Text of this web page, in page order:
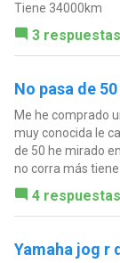
Tiene 34000km
3 respuestas
No pasa de
Me he comprado
muy conocida le
de 50 he mirado
no corra más
4 respuestas
Yamaha jog r